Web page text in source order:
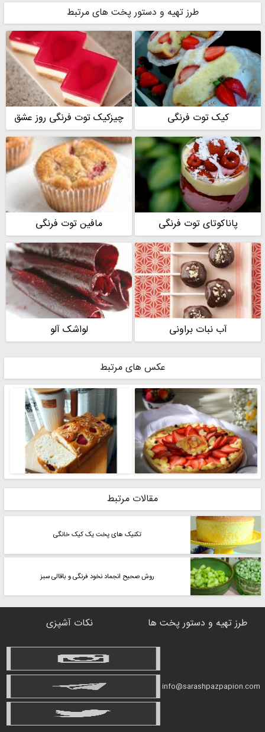
طرز تهیه و دستور پخت های مرتبط
کیک توت فرنگی چیزکیک توت فرنگی روز عشق
پاناکوتای توت فرنگی مافین توت فرنگی
آب نبات براونی لواشک آلو
عکس های مرتبط
مقالات مرتبط
تکنیک های پخت یک کیک خانگی
روش صحیح انجماد نخود فرنگی و باقالی سبز
طرز تهیه و دستور پخت ها نکات آشپزی
info@sarashpazpapion.com